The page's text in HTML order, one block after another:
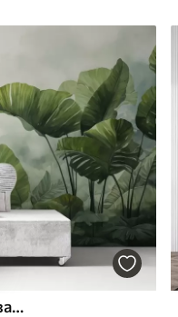
Тропско лишће у џунгли на позадини влажне магле акварела